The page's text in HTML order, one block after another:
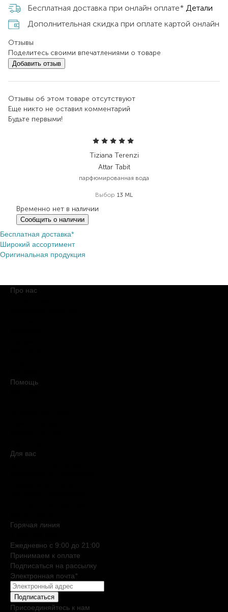
Бесплатная доставка при онлайн оплате* Детали
Дополнительная скидка при оплате картой онлайн
Отзывы
Поделитесь своими впечатлениями о товаре
Добавить отзыв
Отзывы об этом товаре отсутствуют
Еще никто не оставил комментарий
Будьте первыми!
Tiziana Terenzi
Attar Tabit
парфюмированная вода
Выбор 13 ML
Временно нет в наличии
Сообщить о наличии
Бесплатная доставка*
Широкий ассортимент
Оригинальная продукция
Про нас
Помощь
Для вас
Горячая линия
Ежедневно c 9:00 до 21:00
Принимаем к оплате
Подписаться на рассылку
Электронная почта*
Подписаться
Присоединяйтесь к нам